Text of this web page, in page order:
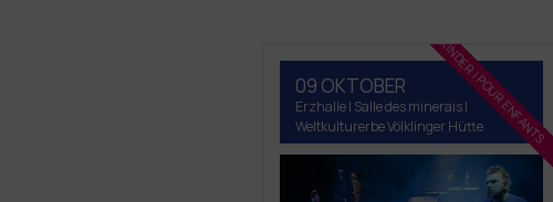
09 OKTOBER
Erzhalle | Salle des minerais |
Weltkulturerbe Völklinger Hütte
FÜR KINDER | POUR ENFANTS